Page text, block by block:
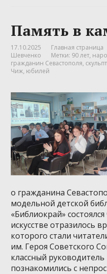
Память в
17.10.2025 Главная страница
Шевченко
Метки: 90 лет,
гражданин Севастополя,
Чиж, юбилей
о гражданина
модельной детской
«Библиокрай»
искусстве отразилось
которого стали
им. Героя Советского
классный
познакомились с